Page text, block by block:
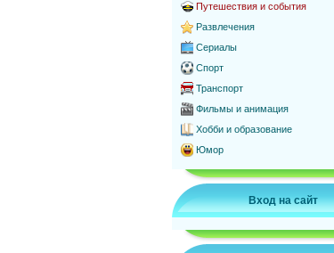
Путешествия и события
Развлечения
Сериалы
Спорт
Транспорт
Фильмы и анимация
Хобби и образование
Юмор
Вход на сайт